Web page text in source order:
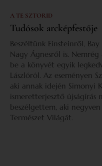
A TE SZTORID
Tudósok arcképfestője
Beszéltünk Einsteinről,
Nagy Ágnesről is.
be a könyvét egyik
Lászlóról. Az eseményen
aki annak idején Simonyi
ismeretterjesztő újságírás
beszélgettem, aki
Természet Világát.